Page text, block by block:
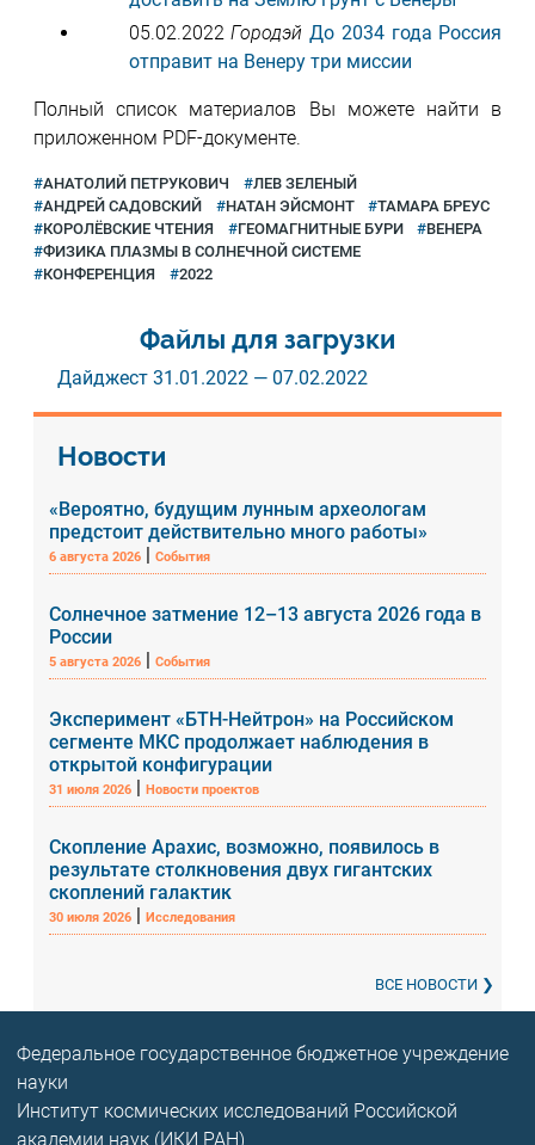
05.02.2022Городэй До 2034 года Россия
отправит на Венеру три миссии
Полный список материалов Вы можете найти в
приложенном PDF-документе.
АНАТОЛИЙ ПЕТРУКОВИЧ
ЛЕВ ЗЕЛЕНЫЙ
АНДРЕЙ САДОВСКИЙ
НАТАН ЭЙСМОНТ
ТАМАРА БРЕУС
КОРОЛЁВСКИЕ ЧТЕНИЯ
ГЕОМАГНИТНЫЕ БУРИ
ВЕНЕРА
ФИЗИКА ПЛАЗМЫ В СОЛНЕЧНОЙ СИСТЕМЕ
КОНФЕРЕНЦИЯ
2022
Файлы для загрузки
Дайджест 31.01.2022 — 07.02.2022
Новости
«Вероятно, будущим лунным археологам
предстоит действительно много работы»
6 августа 2026 |События
Солнечное затмение 12–13 августа 2026 года в
России
5 августа 2026 |События
Эксперимент «БТН-Нейтрон» на Российском
сегменте МКС продолжает наблюдения в
открытой конфигурации
31 июля 2026 |Новости проектов
Скопление Арахис, возможно, появилось в
результате столкновения двух гигантских
скоплений галактик
30 июля 2026 |Исследования
ВСЕ НОВОСТИ
Федеральное государственное бюджетное учреждение
науки
Институт космических исследований Российской
академии наук (ИКИ РАН)